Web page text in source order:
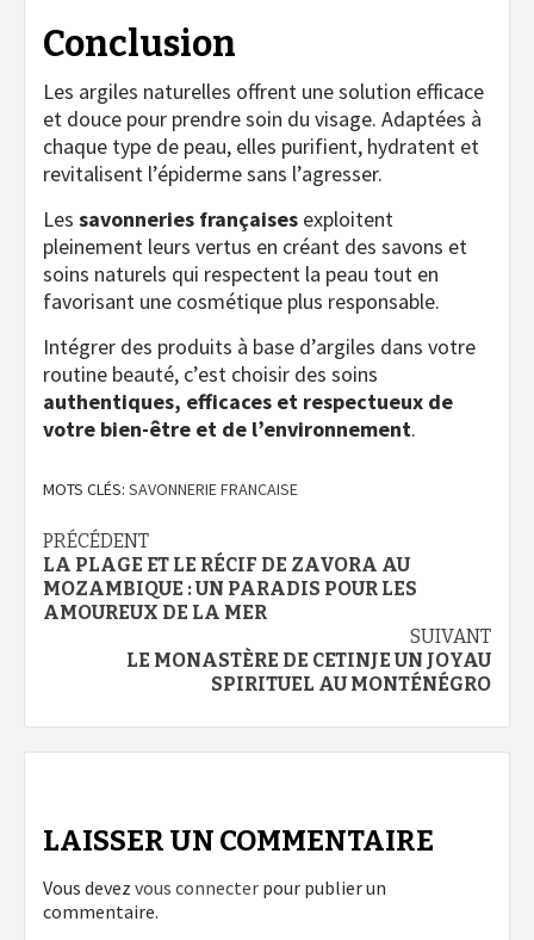
Conclusion
Les argiles naturelles offrent une solution efficace
et douce pour prendre soin du visage. Adaptées à
chaque type de peau, elles purifient, hydratent et
revitalisent l’épiderme sans l’agresser.
Les savonneries françaises exploitent
pleinement leurs vertus en créant des savons et
soins naturels qui respectent la peau tout en
favorisant une cosmétique plus responsable.
Intégrer des produits à base d’argiles dans votre
routine beauté, c’est choisir des soins
authentiques, efficaces et respectueux de
votre bien-être et de l’environnement.
MOTS CLÉS: SAVONNERIE FRANCAISE
Navigation
d’article
PRÉCÉDENT
LA PLAGE ET LE RÉCIF DE ZAVORA AU
MOZAMBIQUE : UN PARADIS POUR LES
AMOUREUX DE LA MER
SUIVANT
LE MONASTÈRE DE CETINJE UN JOYAU
SPIRITUEL AU MONTÉNÉGRO
LAISSER UN COMMENTAIRE
Vous devez vous connecter pour publier un
commentaire.